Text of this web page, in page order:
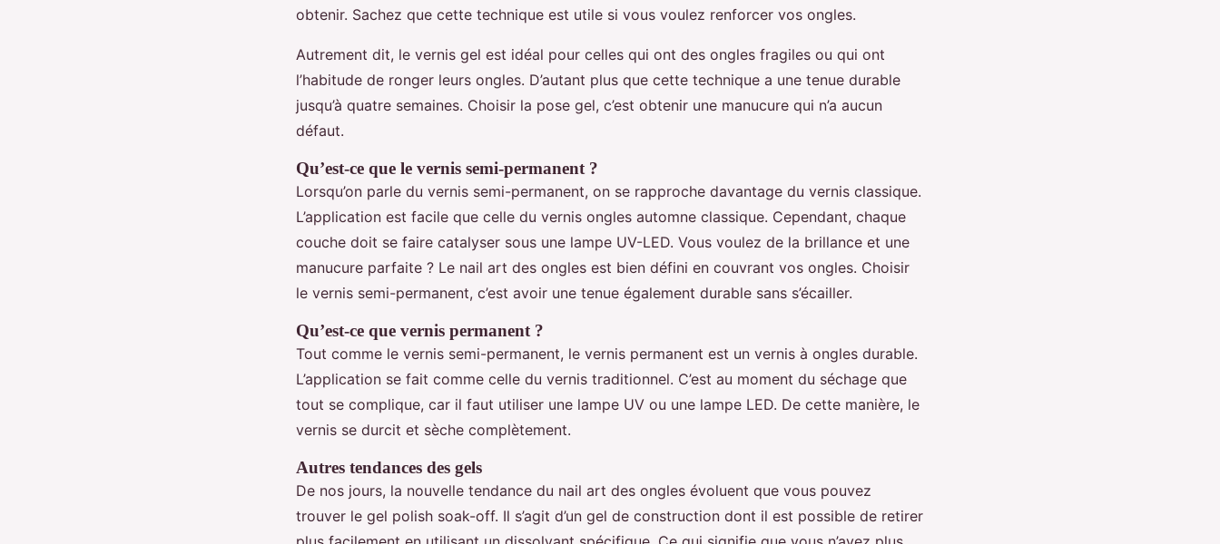
obtenir. Sachez que cette technique est utile si vous voulez renforcer vos ongles.
Autrement dit, le vernis gel est idéal pour celles qui ont des ongles fragiles ou qui ont
l’habitude de ronger leurs ongles. D’autant plus que cette technique a une tenue durable
jusqu’à quatre semaines. Choisir la pose gel, c’est obtenir une manucure qui n’a aucun
défaut.
Qu’est-ce que le vernis semi-permanent ?
Lorsqu’on parle du vernis semi-permanent, on se rapproche davantage du vernis classique.
L’application est facile que celle du vernis ongles automne classique. Cependant, chaque
couche doit se faire catalyser sous une lampe UV-LED. Vous voulez de la brillance et une
manucure parfaite ? Le nail art des ongles est bien défini en couvrant vos ongles. Choisir
le vernis semi-permanent, c’est avoir une tenue également durable sans s’écailler.
Qu’est-ce que vernis permanent ?
Tout comme le vernis semi-permanent, le vernis permanent est un vernis à ongles durable.
L’application se fait comme celle du vernis traditionnel. C’est au moment du séchage que
tout se complique, car il faut utiliser une lampe UV ou une lampe LED. De cette manière, le
vernis se durcit et sèche complètement.
Autres tendances des gels
De nos jours, la nouvelle tendance du nail art des ongles évoluent que vous pouvez
trouver le gel polish soak-off. Il s’agit d’un gel de construction dont il est possible de retirer